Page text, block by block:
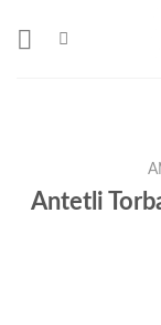
Antetli